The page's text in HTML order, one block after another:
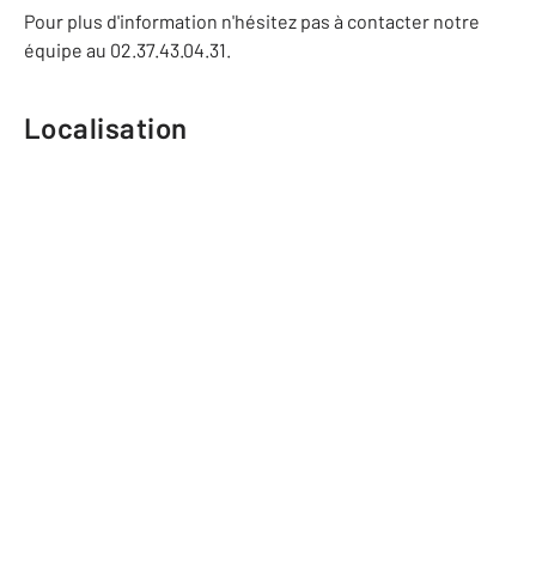
Pour plus d'information n'hésitez pas à contacter notre
équipe au 02.37.43.04.31.
Localisation